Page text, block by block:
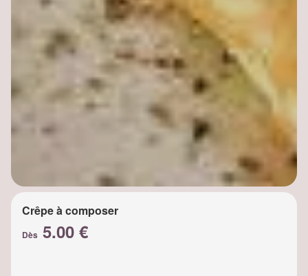
Crêpe à composer
Dès 5.00 €